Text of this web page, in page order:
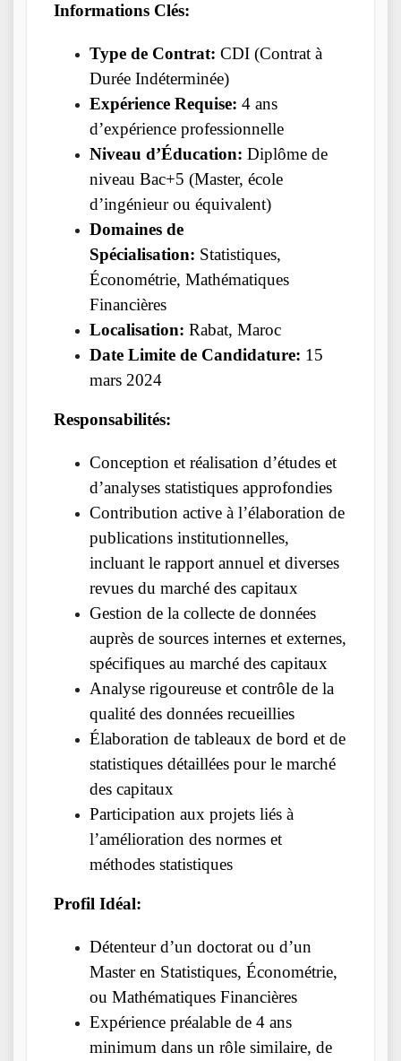
Informations Clés:
Type de Contrat: CDI (Contrat à
Durée Indéterminée)
Expérience Requise: 4 ans
d’expérience professionnelle
Niveau d’Éducation: Diplôme de
niveau Bac+5 (Master, école
d’ingénieur ou équivalent)
Domaines de
Spécialisation: Statistiques,
Économétrie, Mathématiques
Financières
Localisation: Rabat, Maroc
Date Limite de Candidature: 15
mars 2024
Responsabilités:
Conception et réalisation d’études et
d’analyses statistiques approfondies
Contribution active à l’élaboration de
publications institutionnelles,
incluant le rapport annuel et diverses
revues du marché des capitaux
Gestion de la collecte de données
auprès de sources internes et externes,
spécifiques au marché des capitaux
Analyse rigoureuse et contrôle de la
qualité des données recueillies
Élaboration de tableaux de bord et de
statistiques détaillées pour le marché
des capitaux
Participation aux projets liés à
l’amélioration des normes et
méthodes statistiques
Profil Idéal:
Détenteur d’un doctorat ou d’un
Master en Statistiques, Économétrie,
ou Mathématiques Financières
Expérience préalable de 4 ans
minimum dans un rôle similaire, de